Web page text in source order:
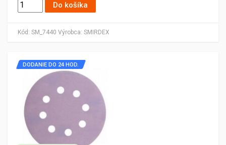
Kód: SM_7440 Výrobca: SMIRDEX
Do košíka
DODANIE DO 24 HOD.